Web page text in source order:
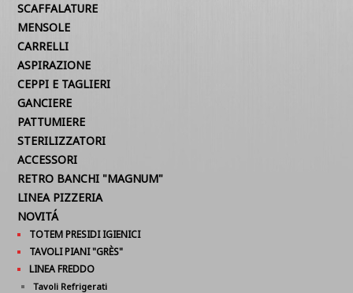
SCAFFALATURE
MENSOLE
CARRELLI
ASPIRAZIONE
CEPPI E TAGLIERI
GANCIERE
PATTUMIERE
STERILIZZATORI
ACCESSORI
RETRO BANCHI "MAGNUM"
LINEA PIZZERIA
NOVITÁ
TOTEM PRESIDI IGIENICI
TAVOLI PIANI "GRÈS"
LINEA FREDDO
Tavoli Refrigerati